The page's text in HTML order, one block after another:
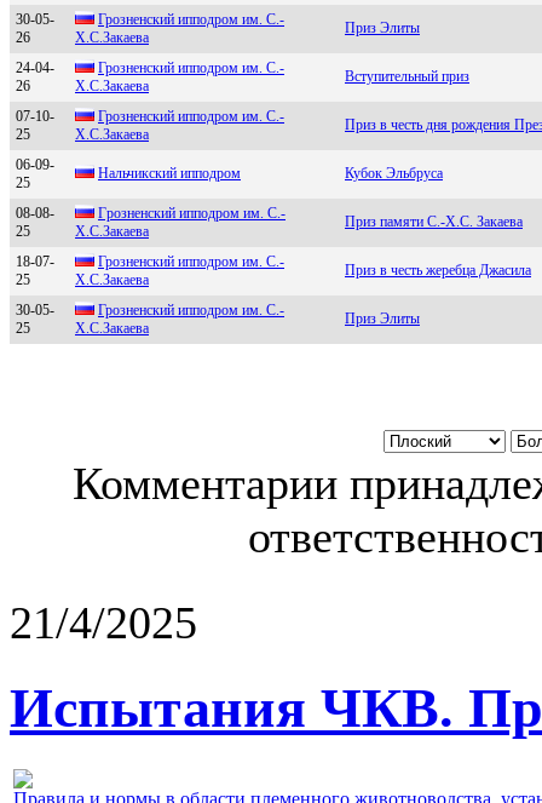
30-05-
26
Грoзнeнcкий иппoдрoм им. C.-
X.C.Закаeва
Приз Элиты
24-04-
26
Грозненский ипподром им. С.-
Х.С.Закаева
Вступительный приз
07-10-
25
Грознeнский ипподром им. С.-
Х.С.Закаeва
Приз в честь дня рождения
06-09-
25
Нaльчикcкий иппoдрoм Кубок Эльбруса
08-08-
25
Гpoзненcкий иппoдpoм им. C.-
X.C.Зaкaевa
Приз памяти С.-Х.С. Закаева
18-07-
25
Грознeнский ипподром им. C.-
Х.C.Зaкaeвa
Приз в честь жеребца Джасила
30-05-
25
Грoзненский иппoдрoм им. С.-
Х.С.Зaкaевa
Приз Элиты
Комментарии
21/4/2025
Испытания ЧКВ.